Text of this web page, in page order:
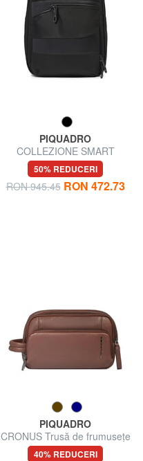
PIQUADRO
COLLEZIONE SMART
BUSINESS Rucsac pentru
laptop de 15,6" din material
textil
50% REDUCERI
RON 945.45 RON 472.73
PIQUADRO
CRONUS Trusă de frumusețe
din piele
40% REDUCERI